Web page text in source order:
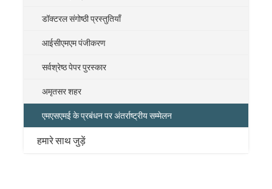
डॉक्टरल संगोष्ठी प्रस्तुतियाँ
आईसीएमएम पंजीकरण
सर्वश्रेष्ठ पेपर पुरस्कार
अमृतसर शहर
एमएसएमई के प्रबंधन पर अंतर्राष्ट्रीय सम्मेलन
हमारे साथ जुड़ें